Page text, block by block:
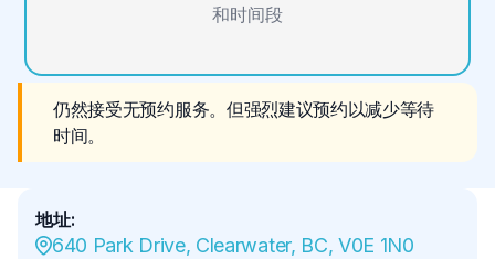
和时间段
仍然接受无预约服务。但强烈建议预约以减少等待
时间。
地址:
640 Park Drive, Clearwater, BC, V0E 1N0